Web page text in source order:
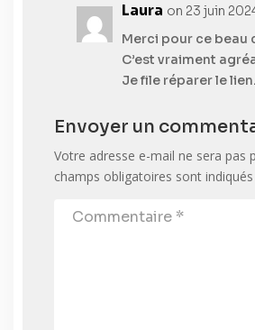
Laura on 23 juin
Merci pour ce beau
C’est vraiment
Je file réparer le lien.
Envoyer un
Votre adresse e-mail ne sera pas
champs obligatoires sont